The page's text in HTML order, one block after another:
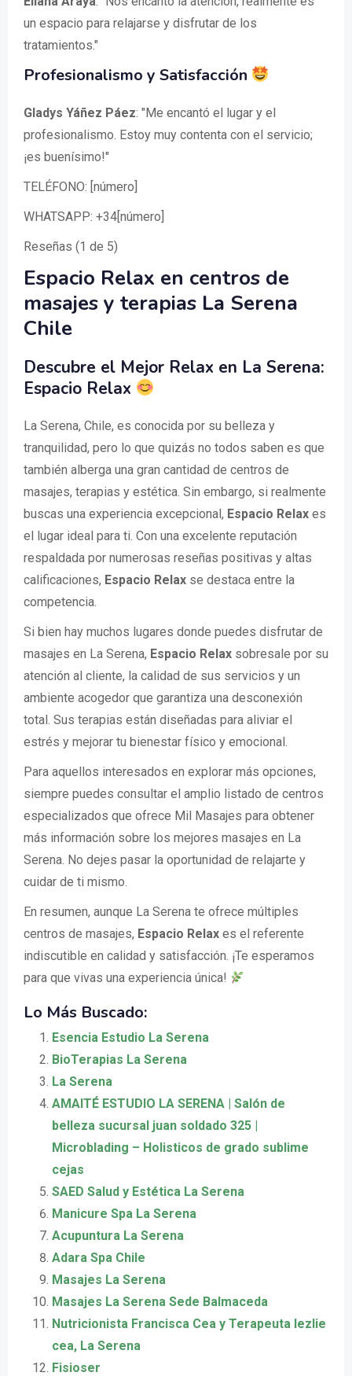
un espacio para relajarse y disfrutar de los
tratamientos."
Profesionalismo y Satisfacción
Gladys Yáñez Páez: "Me encantó el lugar y el
profesionalismo. Estoy muy contenta con el servicio;
¡es buenísimo!"
TELÉFONO: [número]
WHATSAPP: +34[número]
Reseñas (1 de 5)
Espacio Relax en centros de
masajes y terapias La Serena
Chile
Descubre el Mejor Relax en La Serena:
Espacio Relax
La Serena, Chile, es conocida por su belleza y
tranquilidad, pero lo que quizás no todos saben es que
también alberga una gran cantidad de centros de
masajes, terapias y estética. Sin embargo, si realmente
buscas una experiencia excepcional, Espacio Relax es
el lugar ideal para ti. Con una excelente reputación
respaldada por numerosas reseñas positivas y altas
calificaciones, Espacio Relax se destaca entre la
competencia.
Si bien hay muchos lugares donde puedes disfrutar de
masajes en La Serena, Espacio Relax sobresale por su
atención al cliente, la calidad de sus servicios y un
ambiente acogedor que garantiza una desconexión
total. Sus terapias están diseñadas para aliviar el
estrés y mejorar tu bienestar físico y emocional.
Para aquellos interesados en explorar más opciones,
siempre puedes consultar el amplio listado de centros
especializados que ofrece Mil Masajes para obtener
más información sobre los mejores masajes en La
Serena. No dejes pasar la oportunidad de relajarte y
cuidar de ti mismo.
En resumen, aunque La Serena te ofrece múltiples
centros de masajes, Espacio Relax es el referente
indiscutible en calidad y satisfacción. ¡Te esperamos
para que vivas una experiencia única!
Lo Más Buscado:
Esencia Estudio La Serena
BioTerapias La Serena
La Serena
AMAITÉ ESTUDIO LA SERENA | Salón de
belleza sucursal juan soldado 325 |
Microblading – Holisticos de grado sublime
cejas
SAED Salud y Estética La Serena
Manicure Spa La Serena
Acupuntura La Serena
Adara Spa Chile
Masajes La Serena
Masajes La Serena Sede Balmaceda
Nutricionista Francisca Cea y Terapeuta lezlie
cea, La Serena
Fisioser